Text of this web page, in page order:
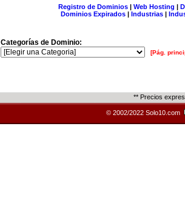
Registro de Dominios| Web Hosting |
Dominios Expirados | Industrias |
Categorías de Dominio:
[Pág.
** Precios
© 2002/2022 Solo10.com